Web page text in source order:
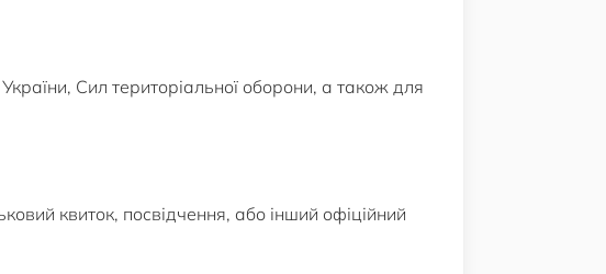
Сил територіальної оборони, а також для
квиток, посвідчення, або інший офіційний